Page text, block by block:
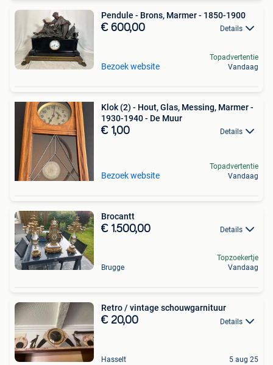
Pendule - Brons, Marmer - 1850-1900
€ 600,00 Details
Bezoek website
Topadvertentie
Vandaag
Klok (2) - Hout, Glas, Messing, Marmer -
1930-1940 - De Muur
€ 1,00 Details
Bezoek website
Topadvertentie
Vandaag
Brocantt
€ 1.500,00 Details
Brugge
Topzoekertje
Vandaag
Retro / vintage schouwgarnituur
€ 20,00 Details
Hasselt 5 aug 25